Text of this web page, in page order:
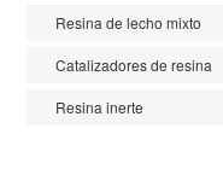
aniónico de base fuerte
Resina de lecho mixto
Catalizadores de resina
Resina inerte